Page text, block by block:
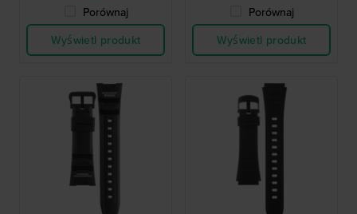
Porównaj
Wyświetl produkt
Porównaj
Wyświetl produkt